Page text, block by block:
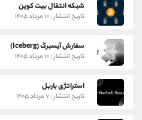
شبکه انتقال بیت کوین
تاریخ انتشار : ۱۰ مرداد ۱۴۰۵
سفارش آیسبرگ (Iceberg)
تاریخ انتشار : ۱۰ مرداد ۱۴۰۵
استراتژی باربل
تاریخ انتشار : ۷ مرداد ۱۴۰۵